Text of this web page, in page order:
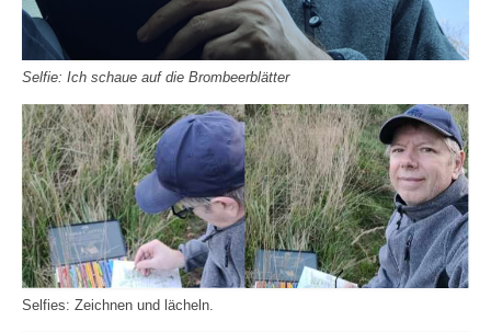
Selfie: Ich schaue auf die Brombeerblätter
Selfies: Zeichnen und lächeln.